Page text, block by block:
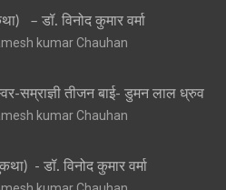
– डॉ. विनोद कुमार वर्मा
kumar Chauhan
सम्राज्ञी तीजन बाई- डुमन लाल ध्रुव
kumar Chauhan
​- डॉ. विनोद कुमार वर्मा